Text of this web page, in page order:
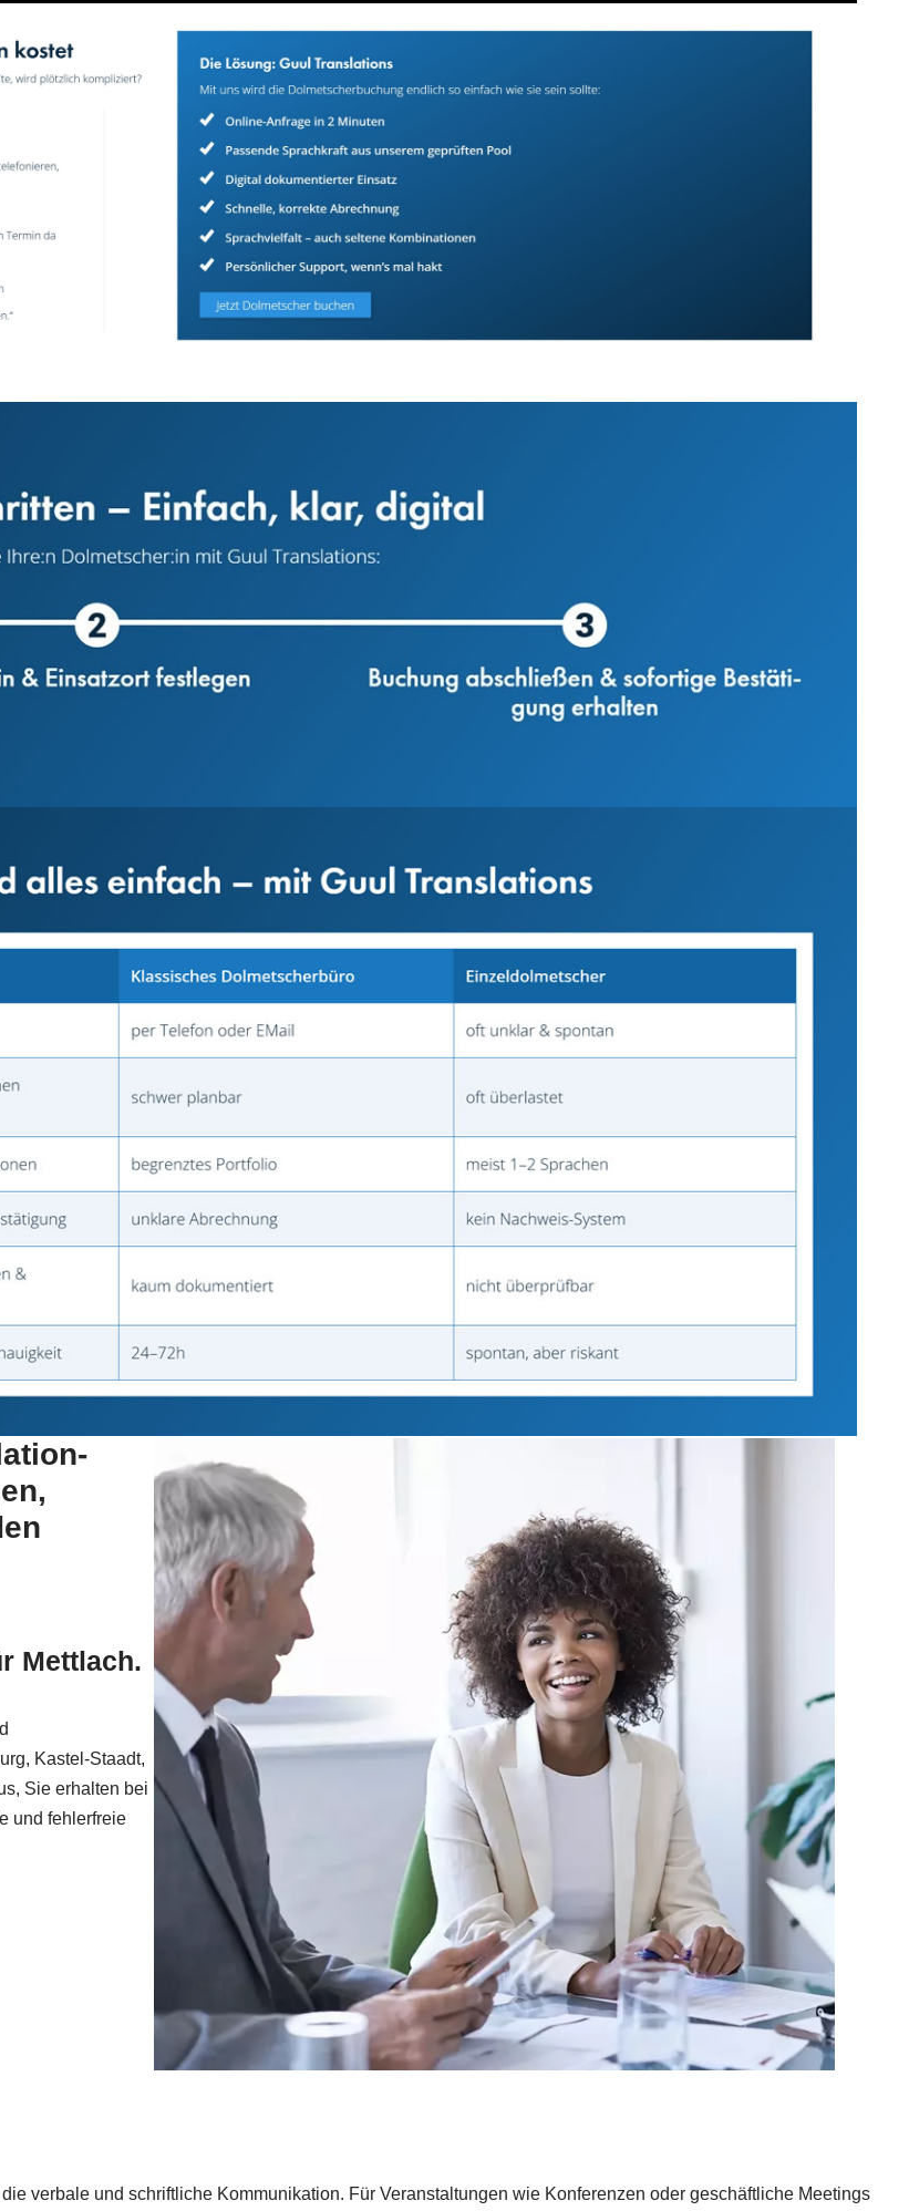
Mettlach.
Kastel-Staadt,
Sie erhalten bei
und fehlerfreie
verbale und schriftliche Kommunikation. Für Veranstaltungen wie Konferenzen oder geschäftliche Meetings